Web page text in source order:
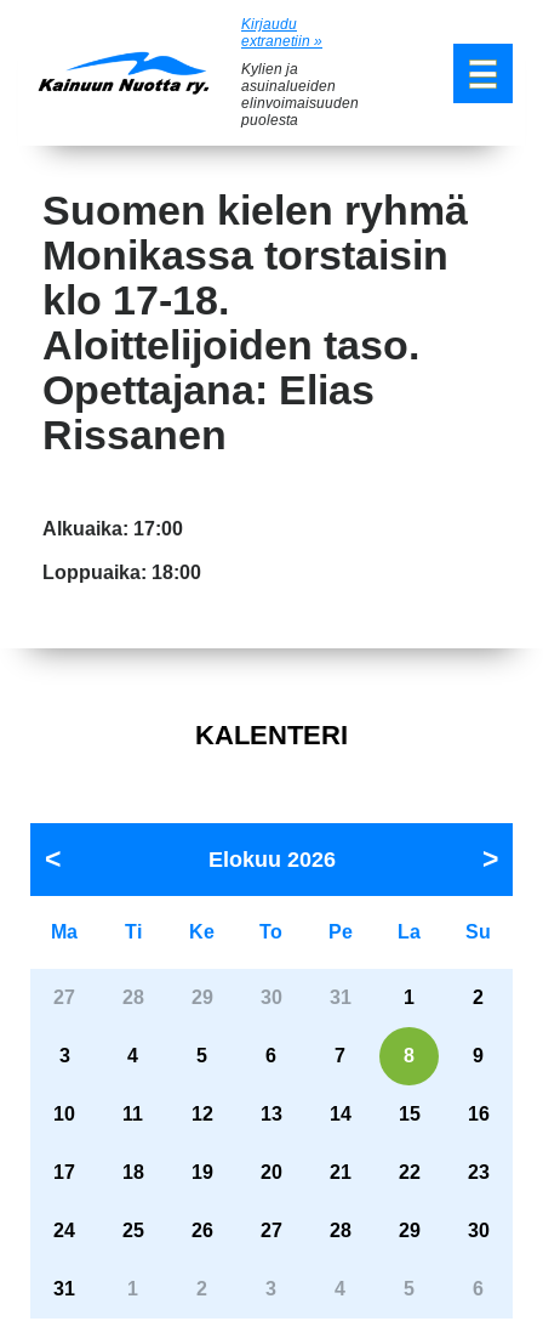
Kirjaudu
extranetiin »
Kylien ja
asuinalueiden
elinvoimaisuuden
puolesta
Suomen kielen ryhmä
Monikassa torstaisin
klo 17-18.
Aloittelijoiden taso.
Opettajana: Elias
Rissanen
Alkuaika: 17:00
Loppuaika: 18:00
KALENTERI
Elokuu 2026
Ma Ti Ke To Pe La Su
27 28 29 30 31 1 2
3 4 5 6 7 8 9
10 11 12 13 14 15 16
17 18 19 20 21 22 23
24 25 26 27 28 29 30
31 1 2 3 4 5 6